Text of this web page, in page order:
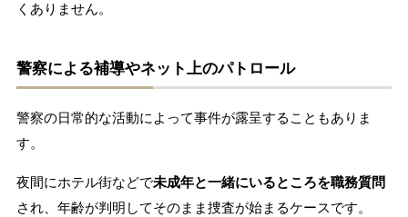
くありません。
警察による補導やネット上のパトロール
警察の日常的な活動によって事件が露呈することもありま
す。
夜間にホテル街などで未成年と一緒にいるところを職務質問
され、年齢が判明してそのまま捜査が始まるケースです。